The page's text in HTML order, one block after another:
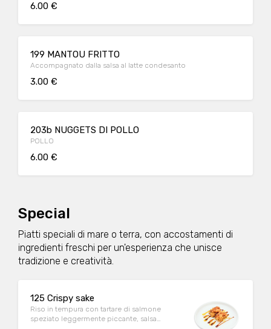
6.00 €
199 MANTOU FRITTO
Accompagnato dalla salsa al latte condesanto
3.00 €
203b NUGGETS DI POLLO
POLLO
6.00 €
Special
Piatti speciali di mare o terra, con accostamenti di
ingredienti freschi per un'esperienza che unisce
tradizione e creatività.
125 Crispy sake
Riso in tempura con tartare di salmone
speziato leggermente piccante, salsa